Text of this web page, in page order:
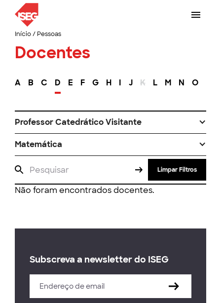
Início/ Pessoas
Docentes
A B C D E F G H I J K L M N O
Professor Catedrático Visitante
Matemática
Limpar Filtros
Não foram encontrados docentes.
Subscreva a newsletter do ISEG